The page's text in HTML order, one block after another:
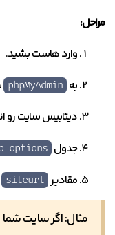
مراحل:
وارد هاست بشید.
به phpMyAdmin
دیتابیس سایت رو
جدول
مقادیر siteurl
مثال: اگر سایت شما SSL نداره، نباید